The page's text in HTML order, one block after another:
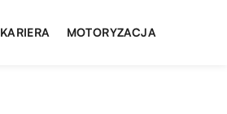
KARIERA MOTORYZACJA